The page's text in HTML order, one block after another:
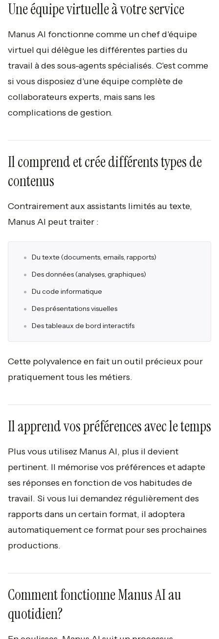
Une équipe virtuelle à votre service
Manus AI fonctionne comme un chef d'équipe
virtuel qui délègue les différentes parties du
travail à des sous-agents spécialisés. C'est comme
si vous disposiez d'une équipe complète de
collaborateurs experts, mais sans les
complications de gestion.
Il comprend et crée différents types de
contenus
Contrairement aux assistants limités au texte,
Manus AI peut traiter :
Du texte (documents, emails, rapports)
Des données (analyses, graphiques)
Du code informatique
Des présentations visuelles
Des tableaux de bord interactifs
Cette polyvalence en fait un outil précieux pour
pratiquement tous les métiers.
Il apprend vos préférences avec le temps
Plus vous utilisez Manus AI, plus il devient
pertinent. Il mémorise vos préférences et adapte
ses réponses en fonction de vos habitudes de
travail. Si vous lui demandez régulièrement des
rapports dans un certain format, il adoptera
automatiquement ce format pour ses prochaines
productions.
Comment fonctionne Manus AI au
quotidien?